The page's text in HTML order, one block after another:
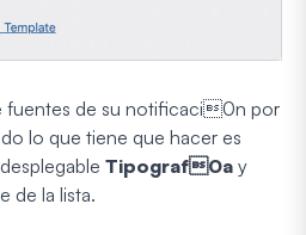
fuentes de su notificaci0n por
lo que tiene que hacer es
Tipograf0a y
de la lista.